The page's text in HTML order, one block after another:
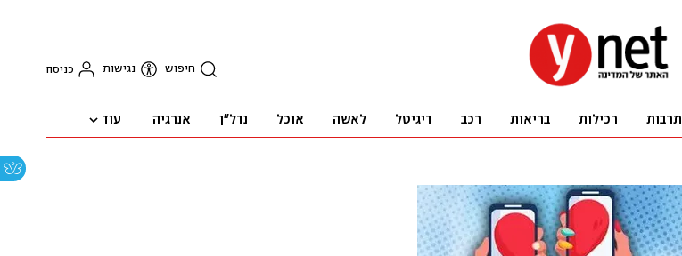
חיפוש נגישות כניסה
תרבות רכילות בריאות רכב דיגיטל לאשה אוכל נדל"ן אנרגיה עוד